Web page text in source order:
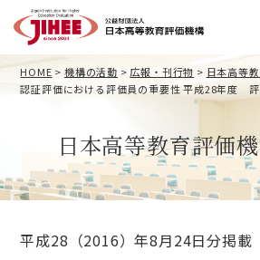
HOME >機構の活動 > 広報・刊行物 > 日本高等
認証評価における評価員の重要性 平成28年度
日本高等教育評価
平成28（2016）年8月24日分掲載